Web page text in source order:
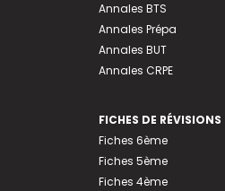
Annales BTS
Annales Prépa
Annales BUT
Annales CRPE
FICHES DE RÉVISIONS
Fiches 6ème
Fiches 5ème
Fiches 4ème